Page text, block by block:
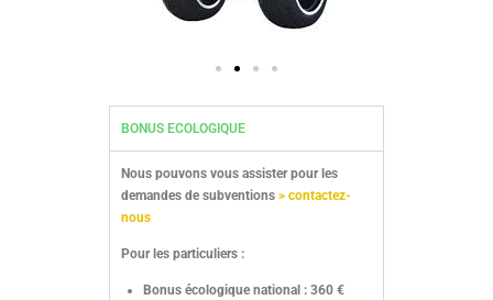
BONUS ECOLOGIQUE
Nous pouvons vous assister pour les
demandes de subventions > contactez-
nous
Pour les particuliers :
Bonus écologique national : 360 €